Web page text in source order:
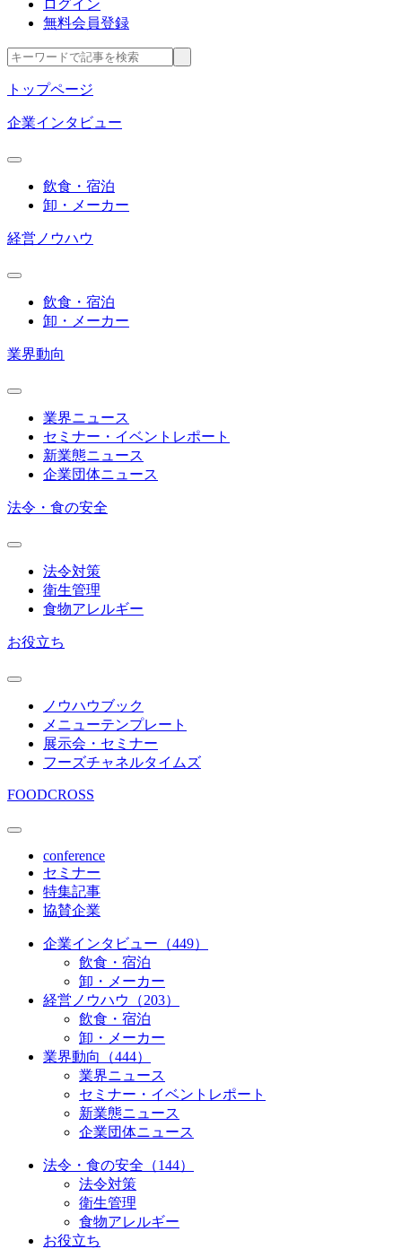
ログイン
無料会員登録
トップページ
企業インタビュー
飲食・宿泊
卸・メーカー
経営ノウハウ
飲食・宿泊
卸・メーカー
業界動向
業界ニュース
セミナー・イベントレポート
新業態ニュース
企業団体ニュース
法令・食の安全
法令対策
衛生管理
食物アレルギー
お役立ち
ノウハウブック
メニューテンプレート
展示会・セミナー
フーズチャネルタイムズ
FOODCROSS
conference
セミナー
特集記事
協賛企業
企業インタビュー（449）
飲食・宿泊
卸・メーカー
経営ノウハウ（203）
飲食・宿泊
卸・メーカー
業界動向（444）
業界ニュース
セミナー・イベントレポート
新業態ニュース
企業団体ニュース
法令・食の安全（144）
法令対策
衛生管理
食物アレルギー
お役立ち